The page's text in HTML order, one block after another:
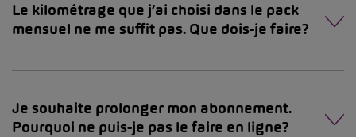
Le kilométrage que j’ai choisi dans le pack
mensuel ne me suffit pas. Que dois-je faire?
Je souhaite prolonger mon abonnement.
Pourquoi ne puis-je pas le faire en ligne?